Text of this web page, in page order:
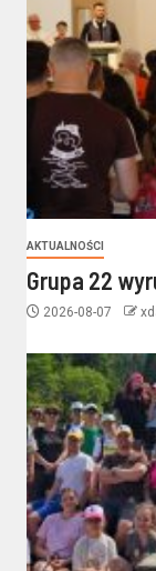
AKTUALNOŚCI
Grupa 22
2026-08-07